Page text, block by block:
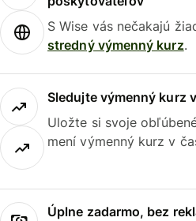
S Wise vás nečakajú
stredný výmenný kurz.
Sledujte výmenný kurz
Uložte si svoje
mení výmenný kurz v
Úplne zadarmo, bez